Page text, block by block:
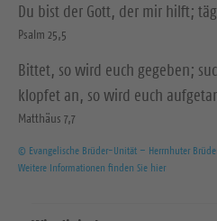
Du bist der Gott, der mir hilft;
Psalm 25,5
Bittet, so wird euch gegeben;
klopfet an, so wird euch
Matthäus 7,7
© Evangelische Brüder-Unität – Herrnhuter
Weitere Informationen finden Sie hier